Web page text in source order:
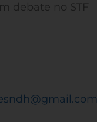
debate no STF